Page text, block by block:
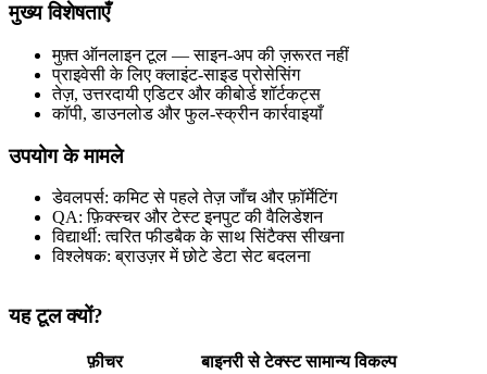
मुख्य विशेषताएँ
मुफ़्त ऑनलाइन टूल — साइन‑अप की ज़रूरत नहीं
प्राइवेसी के लिए क्लाइंट‑साइड प्रोसेसिंग
तेज़, उत्तरदायी एडिटर और कीबोर्ड शॉर्टकट्स
कॉपी, डाउनलोड और फुल‑स्क्रीन कार्रवाइयाँ
उपयोग के मामले
डेवलपर्स: कमिट से पहले तेज़ जाँच और फ़ॉर्मेटिंग
QA: फ़िक्स्चर और टेस्ट इनपुट की वैलिडेशन
विद्यार्थी: त्वरित फीडबैक के साथ सिंटैक्स सीखना
विश्लेषक: ब्राउज़र में छोटे डेटा सेट बदलना
यह टूल क्यों?
फ़ीचर बाइनरी से टेक्स्ट सामान्य विकल्प